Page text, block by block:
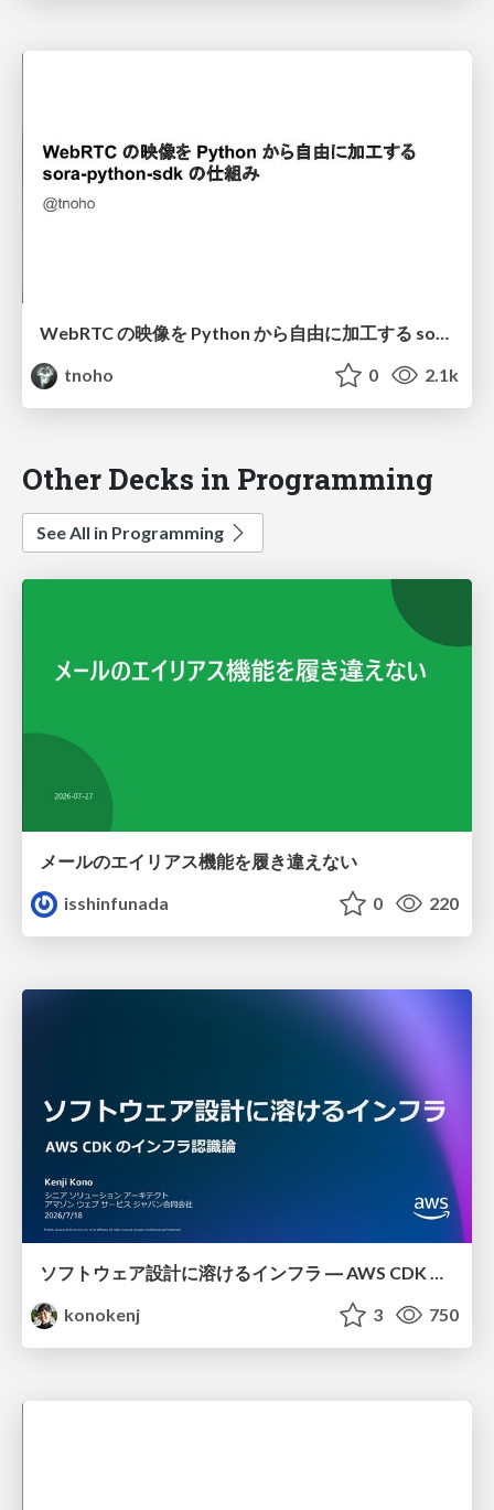
WebRTC の映像を Python から自由に加工する sora-python-sdk の仕組み
tnoho
0 2.1k
Other Decks in Programming
See All in Programming
メールのエイリアス機能を履き違えない
isshinfunada
0 220
ソフトウェア設計に溶けるインフラ ― AWS CDK のインフラ認識論
konokenj
3 750